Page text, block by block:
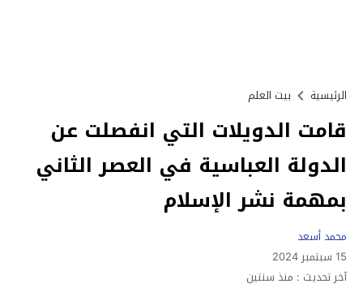
الرئيسية بيت العلم
قامت الدويلات التي انفصلت عن
الدولة العباسية في العصر الثاني
بمهمة نشر الإسلام
محمد أسعد
15 سبتمبر 2024
آخر تحديث : منذ سنتين